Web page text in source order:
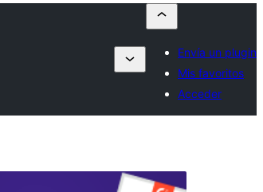
Envía un plugin
Mis favoritos
Acceder